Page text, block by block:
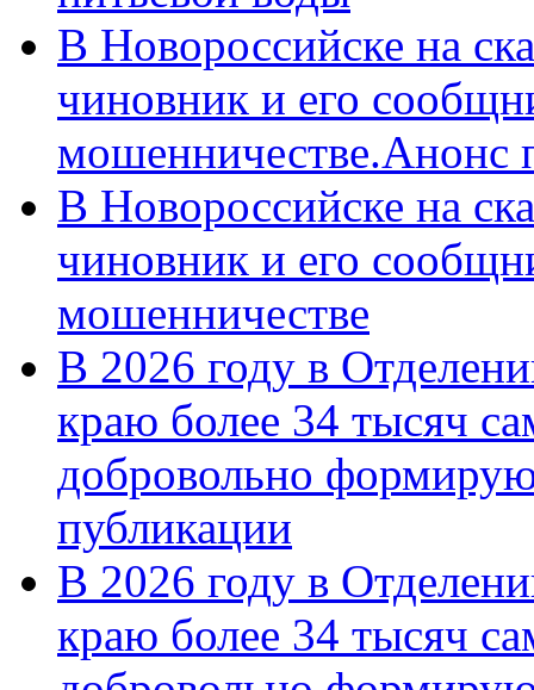
В Новороссийске на
чиновник и его
мошенничестве.Анонс
В Новороссийске на
чиновник и его
мошенничестве
В 2026 году в
краю более 34 тысяч
добровольно
публикации
В 2026 году в
краю более 34 тысяч